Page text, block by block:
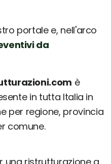
portale e, nell'arco
da
è
in tutta Italia in
per regione, provincia
comune.